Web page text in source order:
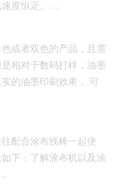
速度恒定。…
或者双色的产品，且需
相对于数码打样，油墨
的油墨印刷效果， 可
配合涂布线棒一起使
下：了解涂布机以及涂